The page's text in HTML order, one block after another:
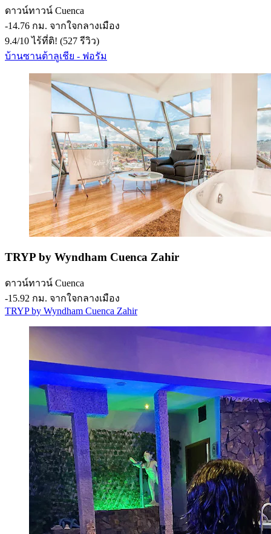
ดาวน์ทาวน์ Cuenca
‐14.76 กม. จากใจกลางเมือง
9.4/10ไร้ที่ติ! (527 รีวิว)
บ้านซานต้าลูเชีย - ฟอรัม
TRYP by Wyndham Cuenca Zahir
ดาวน์ทาวน์ Cuenca
‐15.92 กม. จากใจกลางเมือง
TRYP by Wyndham Cuenca Zahir